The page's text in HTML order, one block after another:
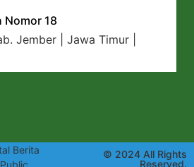
Nomor 18
Jember | Jawa Timur |
Berita
© 2024 All Rights
Reserved.